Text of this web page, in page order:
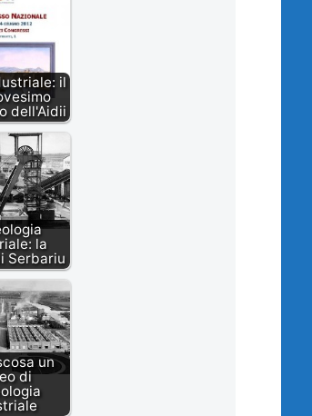
il
dell'Aidii
la
Serbariu
un
di